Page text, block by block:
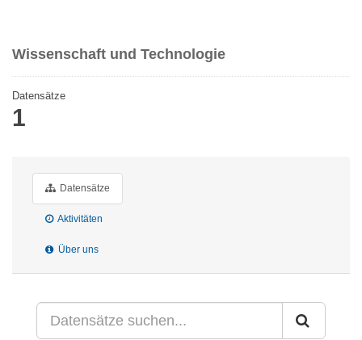
Wissenschaft und Technologie
Datensätze
1
Datensätze
Aktivitäten
Über uns